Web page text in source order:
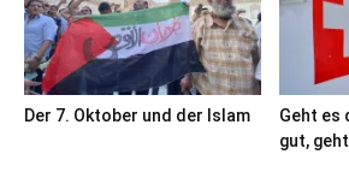
Der 7. Oktober und der Islam
Geht es
gut,